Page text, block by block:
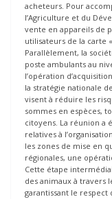
acheteurs. Pour
l’Agriculture et du
vente en appareils de
utilisateurs de la carte
Parallèlement, la
poste ambulants au
l’opération
la stratégie nationale
visent à réduire les
sommes en espèces,
citoyens. La réunion a
relatives à
les zones de mise en
régionales, une
Cette étape
des animaux à travers
garantissant le respect